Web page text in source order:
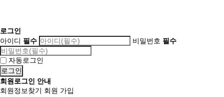
로그인
아이디 필수 비밀번호 필수
자동로그인
회원로그인 안내
회원정보찾기 회원 가입